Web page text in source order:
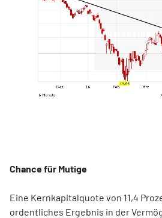
Chance für Mutige
Eine Kernkapitalquote von 11,4
ordentliches Ergebnis in der